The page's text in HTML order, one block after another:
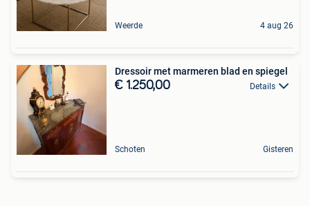
Weerde 4 aug 26
Dressoir met marmeren blad en spiegel
€ 1.250,00 Details
Schoten Gisteren